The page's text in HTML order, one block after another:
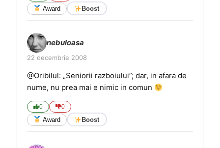
Award Boost
nebuloasa
22 decembrie 2008
@Oribilul: „Seniorii razboiului”; dar, in afara de
nume, nu prea mai e nimic in comun
0 0
Award Boost